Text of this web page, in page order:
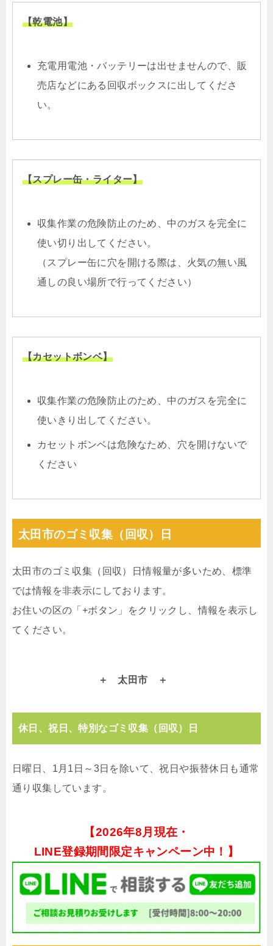
【乾電池】
充電用電池・バッテリーは出せませんので、販
売店などにある回収ボックスに出してくださ
い。
【スプレー缶・ライター】
収集作業の危険防止のため、中のガスを完全に
使い切り出してください。
（スプレー缶に穴を開ける際は、火気の無い風
通しの良い場所で行ってください）
【カセットボンベ】
収集作業の危険防止のため、中のガスを完全に
使いきり出してください。
カセットボンベは危険なため、穴を開けないで
ください
太田市のゴミ収集（回収）日
太田市のゴミ収集（回収）日情報量が多いため、標準
では情報を非表示にしております。
お住いの区の「+ボタン」をクリックし、情報を表示し
てください。
太田市
休日、祝日、特別なゴミ収集（回収）日
日曜日、1月1日～3日を除いて、祝日や振替休日も通常
通り収集しています。
【2026年8月現在・
LINE登録期間限定キャンペーン中！】